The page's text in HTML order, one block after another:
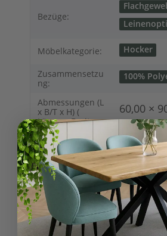
Bezüge:
Möbelkategorie: Hocker
Zusammensetzu
ng:
100%
Abmessungen (L
x B/T x H) (
Länge × Breite ×
Höhe ):
60,00 ×
cm
Bewertungen